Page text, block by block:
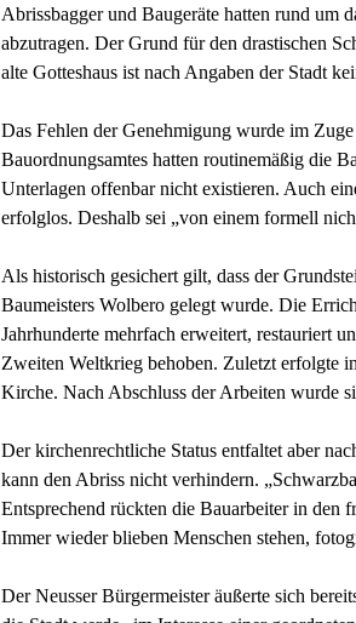
Abrissbagger und Baugeräte hatten rund um
abzutragen. Der Grund für den drastischen
alte Gotteshaus ist nach Angaben der Stadt
Das Fehlen der Genehmigung wurde im
Bauordnungsamtes hatten routinemäßig die
Unterlagen offenbar nicht existieren. Auch
erfolglos. Deshalb sei „von einem formell
Als historisch gesichert gilt, dass der
Baumeisters Wolbero gelegt wurde. Die
Jahrhunderte mehrfach erweitert, restauriert
Zweiten Weltkrieg behoben. Zuletzt erfolgte
Kirche. Nach Abschluss der Arbeiten wurde
Der kirchenrechtliche Status entfaltet aber
kann den Abriss nicht verhindern.
Entsprechend rückten die Bauarbeiter in den
Immer wieder blieben Menschen stehen,
Der Neusser Bürgermeister äußerte sich